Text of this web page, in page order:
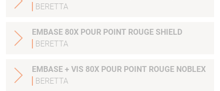
BERETTA
EMBASE 80X POUR POINT ROUGE SHIELD
BERETTA
EMBASE + VIS 80X POUR POINT ROUGE NOBLEX
BERETTA